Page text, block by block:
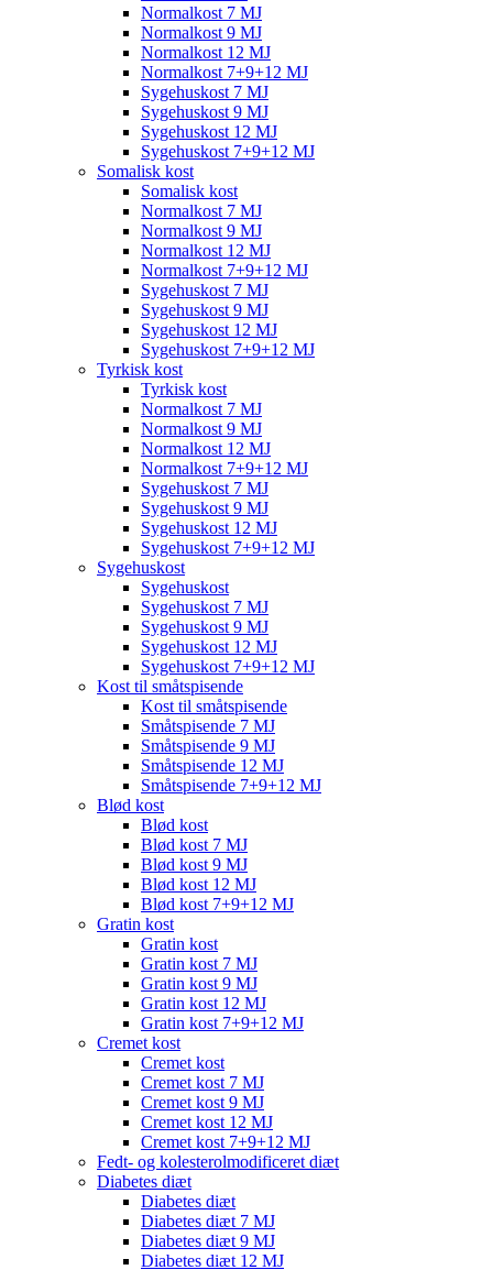
Normalkost 7 MJ
Normalkost 9 MJ
Normalkost 12 MJ
Normalkost 7+9+12 MJ
Sygehuskost 7 MJ
Sygehuskost 9 MJ
Sygehuskost 12 MJ
Sygehuskost 7+9+12 MJ
Somalisk kost
Somalisk kost
Normalkost 7 MJ
Normalkost 9 MJ
Normalkost 12 MJ
Normalkost 7+9+12 MJ
Sygehuskost 7 MJ
Sygehuskost 9 MJ
Sygehuskost 12 MJ
Sygehuskost 7+9+12 MJ
Tyrkisk kost
Tyrkisk kost
Normalkost 7 MJ
Normalkost 9 MJ
Normalkost 12 MJ
Normalkost 7+9+12 MJ
Sygehuskost 7 MJ
Sygehuskost 9 MJ
Sygehuskost 12 MJ
Sygehuskost 7+9+12 MJ
Sygehuskost
Sygehuskost
Sygehuskost 7 MJ
Sygehuskost 9 MJ
Sygehuskost 12 MJ
Sygehuskost 7+9+12 MJ
Kost til småtspisende
Kost til småtspisende
Småtspisende 7 MJ
Småtspisende 9 MJ
Småtspisende 12 MJ
Småtspisende 7+9+12 MJ
Blød kost
Blød kost
Blød kost 7 MJ
Blød kost 9 MJ
Blød kost 12 MJ
Blød kost 7+9+12 MJ
Gratin kost
Gratin kost
Gratin kost 7 MJ
Gratin kost 9 MJ
Gratin kost 12 MJ
Gratin kost 7+9+12 MJ
Cremet kost
Cremet kost
Cremet kost 7 MJ
Cremet kost 9 MJ
Cremet kost 12 MJ
Cremet kost 7+9+12 MJ
Fedt- og kolesterolmodificeret diæt
Diabetes diæt
Diabetes diæt
Diabetes diæt 7 MJ
Diabetes diæt 9 MJ
Diabetes diæt 12 MJ